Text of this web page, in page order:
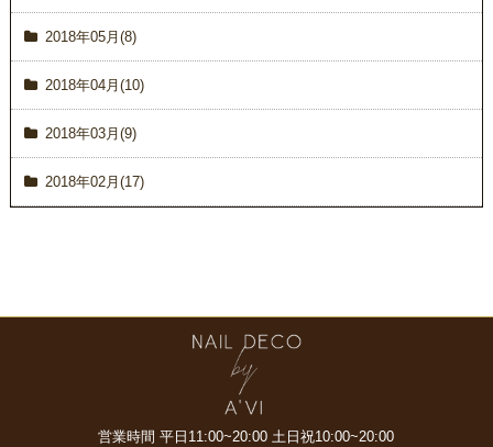
2018年05月(8)
2018年04月(10)
2018年03月(9)
2018年02月(17)
営業時間 平日11:00~20:00土日祝10:00~20:00